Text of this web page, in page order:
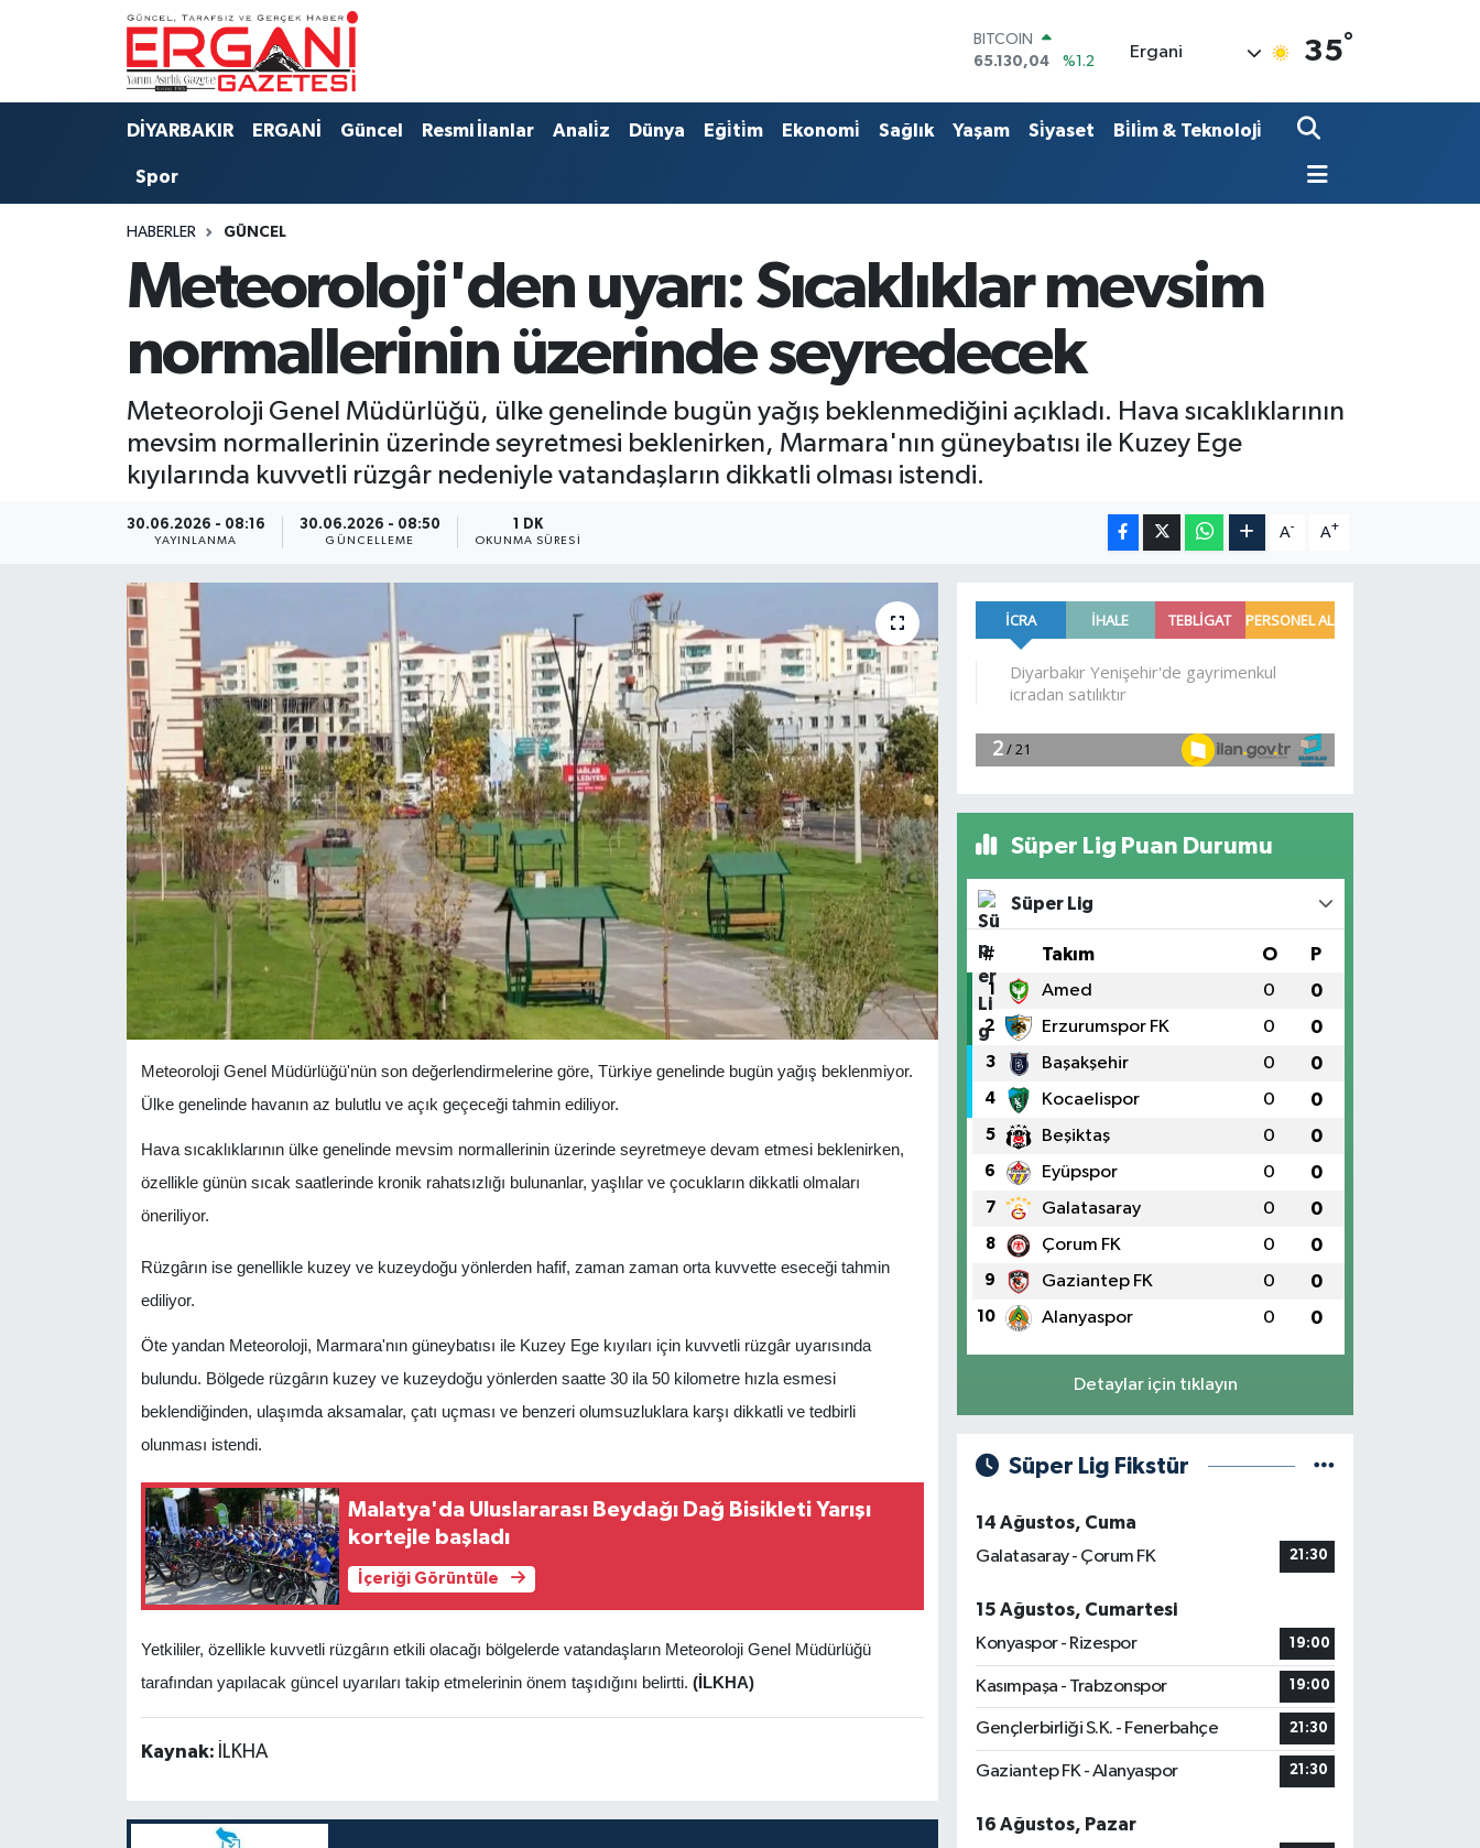
BITCOIN
65.130,04
%1.2
47,7106
%0.17
EURO
BİST100
13.773
%-19
Ergani 35°
DİYARBAKIR ERGANİ Güncel Resmi İlanlar Anali̇z Dünya Eği̇ti̇m Ekonomi̇ Sağlık Yaşam Si̇yaset Bi̇li̇m & Teknoloji̇
Spor
HABERLER GÜNCEL
Meteoroloji'den uyarı: Sıcaklıklar mevsim
normallerinin üzerinde seyredecek
Meteoroloji Genel Müdürlüğü, ülke genelinde bugün yağış beklenmediğini açıkladı. Hava sıcaklıklarının
mevsim normallerinin üzerinde seyretmesi beklenirken, Marmara'nın güneybatısı ile Kuzey Ege
kıyılarında kuvvetli rüzgâr nedeniyle vatandaşların dikkatli olması istendi.
30.06.2026 - 08:16
YAYINLANMA
30.06.2026 - 08:50
GÜNCELLEME
1 DK
OKUNMA SÜRESI
A- A+
Meteoroloji Genel Müdürlüğü'nün son değerlendirmelerine göre, Türkiye genelinde bugün yağış beklenmiyor.
Ülke genelinde havanın az bulutlu ve açık geçeceği tahmin ediliyor.
Hava sıcaklıklarının ülke genelinde mevsim normallerinin üzerinde seyretmeye devam etmesi beklenirken,
özellikle günün sıcak saatlerinde kronik rahatsızlığı bulunanlar, yaşlılar ve çocukların dikkatli olmaları
öneriliyor.
Rüzgârın ise genellikle kuzey ve kuzeydoğu yönlerden hafif, zaman zaman orta kuvvette eseceği tahmin
ediliyor.
Öte yandan Meteoroloji, Marmara'nın güneybatısı ile Kuzey Ege kıyıları için kuvvetli rüzgâr uyarısında
bulundu. Bölgede rüzgârın kuzey ve kuzeydoğu yönlerden saatte 30 ila 50 kilometre hızla esmesi
beklendiğinden, ulaşımda aksamalar, çatı uçması ve benzeri olumsuzluklara karşı dikkatli ve tedbirli
olunması istendi.
Malatya'da Uluslararası Beydağı Dağ Bisikleti Yarışı
kortejle başladı
İçeriği Görüntüle
Yetkililer, özellikle kuvvetli rüzgârın etkili olacağı bölgelerde vatandaşların Meteoroloji Genel Müdürlüğü
tarafından yapılacak güncel uyarıları takip etmelerinin önem taşıdığını belirtti. (İLKHA)
Kaynak: İLKHA
Süper Lig Puan Durumu
Süper Lig
# Takım O P
1 Amed 0 0
2 Erzurumspor FK 0 0
3 Başakşehir 0 0
4 Kocaelispor 0 0
5 Beşiktaş 0 0
6 Eyüpspor 0 0
7 Galatasaray 0 0
8 Çorum FK 0 0
9 Gaziantep FK 0 0
10 Alanyaspor 0 0
Detaylar için tıklayın
Süper Lig Fikstür
14 Ağustos, Cuma
Galatasaray - Çorum FK
21:30
15 Ağustos, Cumartesi
Konyaspor - Rizespor
19:00
Kasımpaşa - Trabzonspor 19:00
Gençlerbirliği S.K. - Fenerbahçe 21:30
Gaziantep FK - Alanyaspor 21:30
16 Ağustos, Pazar
DİYARBAKIR
BAĞLAR
ERGANİ
Resmi İlanlar
Si̇yaset
Bi̇li̇m & Teknoloji̇
Ergani Nöbetçi Eczaneler
Ergani Hava Durumu
Tüm Manşetler
Son Dakika Haberleri
Haber Arşivi